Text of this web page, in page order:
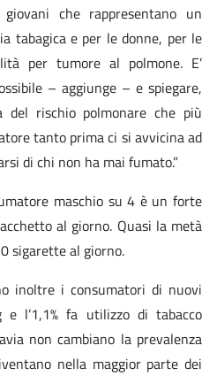
che rappresentano un
tabagica e per le donne, per le
per tumore al polmone. E’
– aggiunge – e spiegare,
rischio polmonare che più
tanto prima ci si avvicina ad
di chi non ha mai fumato.”
maschio su 4 è un forte
al giorno. Quasi la metà
sigarette al giorno.
inoltre i consumatori di nuovi
e l’1,1% fa utilizzo di tabacco
non cambiano la prevalenza
nella maggior parte dei